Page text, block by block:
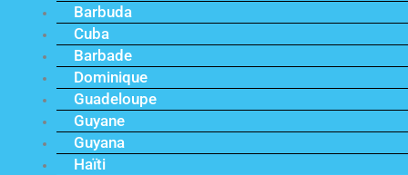
Barbuda
Cuba
Barbade
Dominique
Guadeloupe
Guyane
Guyana
Haïti